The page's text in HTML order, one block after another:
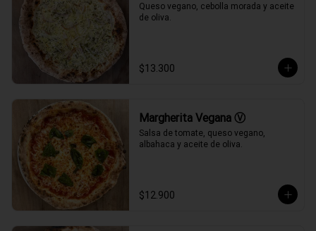
Queso vegano, cebolla morada y aceite
de oliva.
$13.300
Margherita Vegana Ⓥ
Salsa de tomate, queso vegano,
albahaca y aceite de oliva.
$12.900